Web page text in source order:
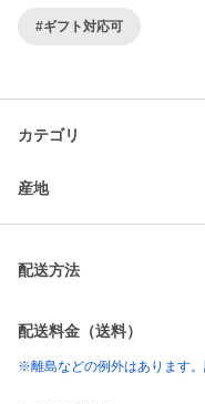
#ギフト対応可
カテゴリ
産地
配送方法
配送料金（送料）
※離島などの例外はあります。